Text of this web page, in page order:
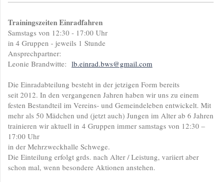
Trainingszeiten Einradfahren
Samstags von 12:30 - 17:00 Uhr
in 4 Gruppen - jeweils 1 Stunde
Ansprechpartner:
Leonie Brandwitte: lb.einrad.bws@gmail.com
Die Einradabteilung besteht in der jetzigen Form bereits
seit 2012. In den vergangenen Jahren haben wir uns zu einem
festen Bestandteil im Vereins- und Gemeindeleben entwickelt. Mit
mehr als 50 Mädchen und (jetzt auch) Jungen im Alter ab 6 Jahren
trainieren wir aktuell in 4 Gruppen immer samstags von 12:30 –
17:00 Uhr
in der Mehrzweckhalle Schwege.
Die Einteilung erfolgt grds. nach Alter / Leistung, variiert aber
schon mal, wenn besondere Aktionen anstehen.